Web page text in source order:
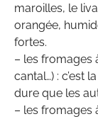
maroilles, le
orangée,
fortes.
– les fromages
cantal…) : c’est
dure que les
– les fromages